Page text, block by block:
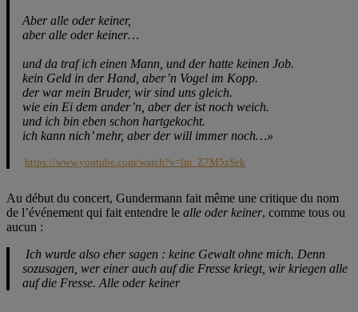
Aber alle oder keiner,
aber alle oder keiner…
und da traf ich einen Mann, und der hatte keinen Job.
kein Geld in der Hand, aber’n Vogel im Kopp.
der war mein Bruder, wir sind uns gleich.
wie ein Ei dem ander’n, aber der ist noch weich.
und ich bin eben schon hartgekocht.
ich kann nich’ mehr, aber der will immer noch…»
https://www.youtube.com/watch?v=lm_Z7M5zSek
Au début du concert, Gundermann fait même une critique du nom
de l’événement qui fait entendre le alle oder keiner, comme tous ou
aucun :
Ich wurde also eher sagen : keine Gewalt ohne mich. Denn
sozusagen, wer einer auch auf die Fresse kriegt, wir kriegen alle
auf die Fresse. Alle oder keiner